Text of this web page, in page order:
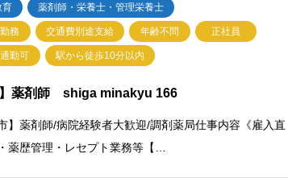
育 薬剤師・栄養士・管理栄養士
務 交通費別途支給 年齢不問 正社員
勤可 駅から徒歩10分以内
】薬剤師 shiga minakyu 166
】薬剤師/病院経験者大歓迎/調剤薬局仕事内容《雇入直
薬歴管理・レセプト業務等【…